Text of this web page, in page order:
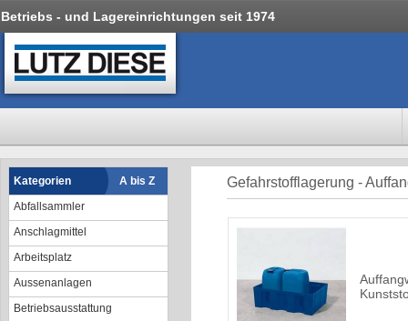
Betriebs - und Lagereinrichtungen seit 1974
Kategorien
A bis Z
Abfallsammler
Anschlagmittel
Arbeitsplatz
Aussenanlagen
Betriebsausstattung
Gefahrstofflagerung -